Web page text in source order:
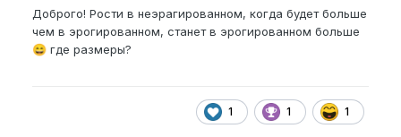
Доброго! Рости в неэрагированном, когда будет больше
чем в эрогированном, станет в эрогированном больше
😄 где размеры?
1 1 1